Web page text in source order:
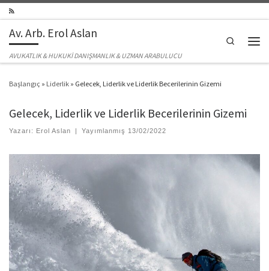
Av. Arb. Erol Aslan
AVUKATLIK & HUKUKİ DANIŞMANLIK & UZMAN ARABULUCU
Search
Başlangıç » Liderlik » Gelecek, Liderlik ve Liderlik Becerilerinin Gizemi
Gelecek, Liderlik ve Liderlik Becerilerinin Gizemi
Yazarı: Erol Aslan | Yayımlanmış 13/02/2022